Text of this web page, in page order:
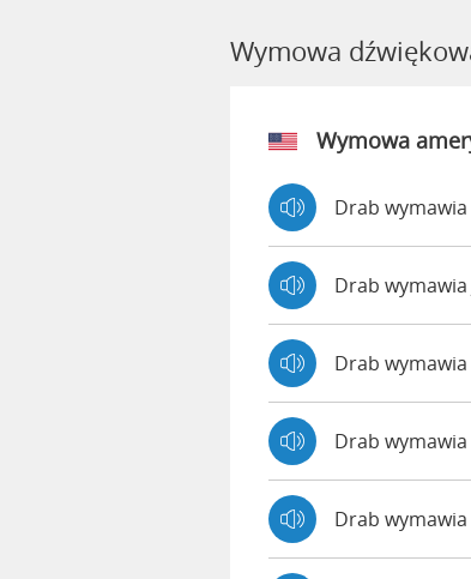
Wymowa
Wymowa
Drab wymawia
Drab wymawia
Drab
Drab
Drab wymawia